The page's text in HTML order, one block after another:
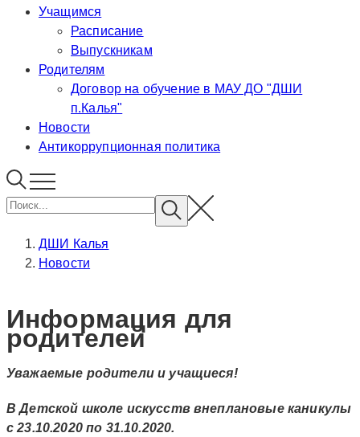
Учащимся
Расписание
Выпускникам
Родителям
Договор на обучение в МАУ ДО "ДШИ
п.Калья"
Новости
Антикоррупционная политика
ДШИ Калья
Новости
Информация для
родителей
Уважаемые родители и учащиеся!
В Детской школе искусств внеплановые каникулы
с 23.10.2020 по 31.10.2020.